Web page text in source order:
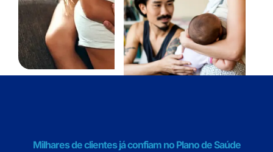
Milhares de clientes já confiam no Plano de Saúde